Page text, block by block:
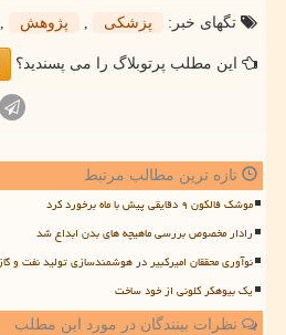
تگهای خبر:
پزشكی , پژوهش ,
این مطلب پرتوبلاگ را می پسندید؟
تازه ترین مطالب مرتبط
موشک فالکون ۹ دقایقی پیش با ماه برخورد کرد
رادار مخصوص بررسی ماهیچه های بدن ابداع شد
نوآوری محققان امیرکبیر در هوشمندسازی تولید نفت و
یک بیوهکر کلونی از خود ساخت
نظرات بینندگان در مورد این مطلب